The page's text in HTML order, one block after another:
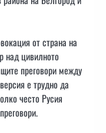
от страна на
над цивилното
преговори между
е трудно да
често Русия